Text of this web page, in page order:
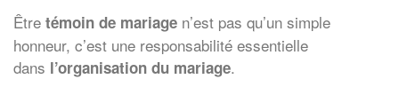
Être témoin de mariage n’est pas qu’un simple
honneur, c’est une responsabilité essentielle
dans l’organisation du mariage.